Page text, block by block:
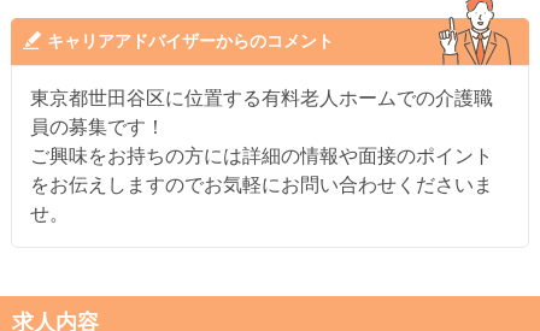
キャリアアドバイザーからのコメント
東京都世田谷区に位置する有料老人ホームでの介護職
員の募集です！
ご興味をお持ちの方には詳細の情報や面接のポイント
をお伝えしますのでお気軽にお問い合わせくださいま
せ。
求人内容